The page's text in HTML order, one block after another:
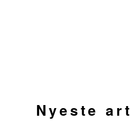
Nyeste